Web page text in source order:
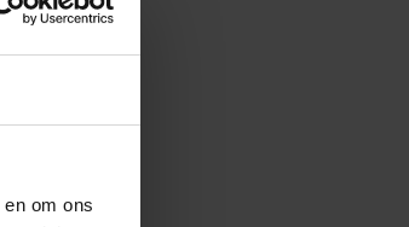
om ons